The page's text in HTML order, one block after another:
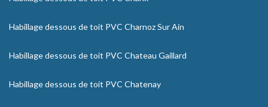
Habillage dessous de toit PVC Charnoz Sur Ain
Habillage dessous de toit PVC Chateau Gaillard
Habillage dessous de toit PVC Chatenay